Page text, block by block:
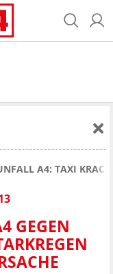
A4: TAXI
GEGEN